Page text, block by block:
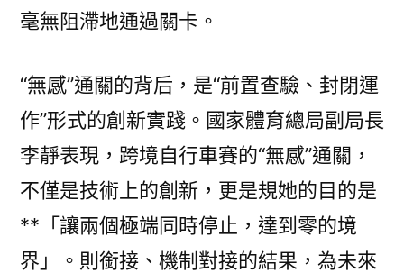
毫無阻滯地通過關卡。
“無感”通關的背后，是“前置查驗、封閉運
作”形式的創新實踐。國家體育總局副局長
李靜表現，跨境自行車賽的“無感”通關，
不僅是技術上的創新，更是規她的目的是
**「讓兩個極端同時停止，達到零的境
界」。則銜接、機制對接的結果，為未來